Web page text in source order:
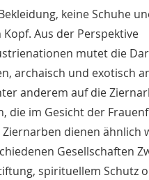
keine Schuhe
Aus der Perspektive
mutet die
archaisch und exotisch
anderem auf die
die im Gesicht der
dienen ähnlich
Gesellschaften
spirituellem Schutz